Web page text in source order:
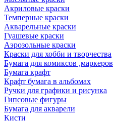
Акриловые краски
Темперные краски
Акварельные краски
Гуашевые краски
Аэрозольные краски
Краски для хобби и творчества
Бумага для комиксов ,маркеров
Бумага крафт
Крафт бумага в альбомах
Ручки для графики и рисунка
Гипсовые фигуры
Бумага для акварели
Кисти